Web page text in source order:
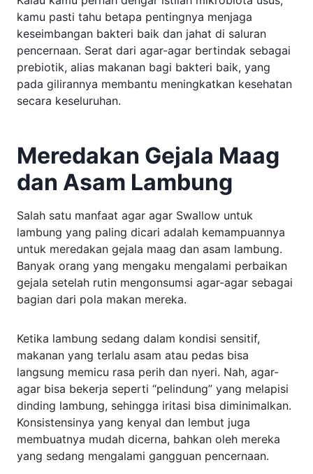
kamu pasti tahu betapa pentingnya menjaga
keseimbangan bakteri baik dan jahat di saluran
pencernaan. Serat dari agar-agar bertindak sebagai
prebiotik, alias makanan bagi bakteri baik, yang
pada gilirannya membantu meningkatkan kesehatan
secara keseluruhan.
Meredakan Gejala Maag
dan Asam Lambung
Salah satu manfaat agar agar Swallow untuk
lambung yang paling dicari adalah kemampuannya
untuk meredakan gejala maag dan asam lambung.
Banyak orang yang mengaku mengalami perbaikan
gejala setelah rutin mengonsumsi agar-agar sebagai
bagian dari pola makan mereka.
Ketika lambung sedang dalam kondisi sensitif,
makanan yang terlalu asam atau pedas bisa
langsung memicu rasa perih dan nyeri. Nah, agar-
agar bisa bekerja seperti “pelindung” yang melapisi
dinding lambung, sehingga iritasi bisa diminimalkan.
Konsistensinya yang kenyal dan lembut juga
membuatnya mudah dicerna, bahkan oleh mereka
yang sedang mengalami gangguan pencernaan.